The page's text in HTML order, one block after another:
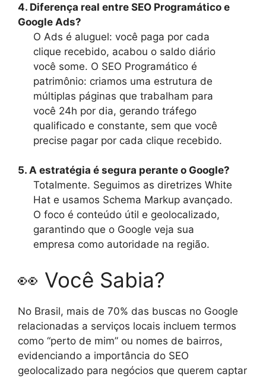
4. Diferença real entre SEO Programático e
Google Ads?
O Ads é aluguel: você paga por cada
clique recebido, acabou o saldo diário
você some. O SEO Programático é
patrimônio: criamos uma estrutura de
múltiplas páginas que trabalham para
você 24h por dia, gerando tráfego
qualificado e constante, sem que você
precise pagar por cada clique recebido.
5. A estratégia é segura perante o Google?
Totalmente. Seguimos as diretrizes White
Hat e usamos Schema Markup avançado.
O foco é conteúdo útil e geolocalizado,
garantindo que o Google veja sua
empresa como autoridade na região.
👀 Você Sabia?
No Brasil, mais de 70% das buscas no Google
relacionadas a serviços locais incluem termos
como “perto de mim” ou nomes de bairros,
evidenciando a importância do SEO
geolocalizado para negócios que querem captar